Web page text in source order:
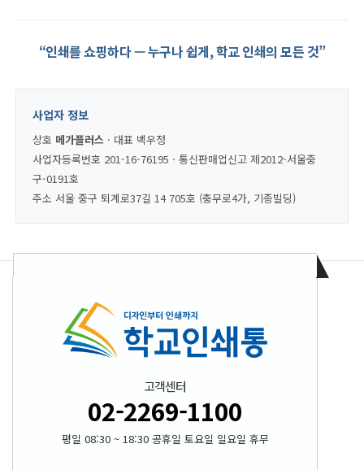
“인쇄를 쇼핑하다 — 누구나 쉽게, 학교 인쇄의 모든 것”
사업자 정보
상호 메가플러스 · 대표 백우정
사업자등록번호 201-16-76195 · 통신판매업신고 제2012-서울중
구-0191호
주소 서울 중구 퇴계로37길 14 705호 (충무로4가, 기종빌딩)
고객센터
02-2269-1100
평일 08:30 ~ 18:30 공휴일 토요일 일요일 휴무